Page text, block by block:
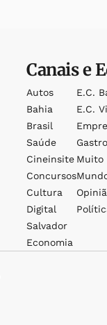
Canais e
Autos
Bahia
Brasil
Saúde
Cineinsite
Concursos
Cultura
Digital
Salvador
Economia
E.c.
E.c.
Muito